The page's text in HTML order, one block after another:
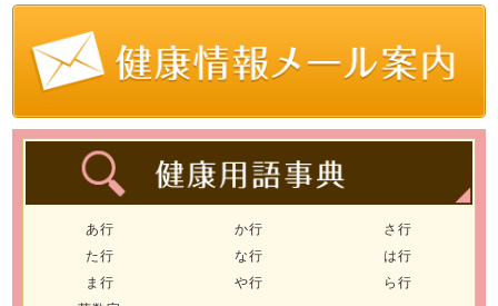
あ行 か行
さ行
た行
な行
は行
ま行
や行
ら行